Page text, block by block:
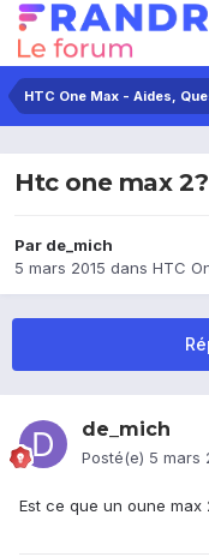
HTC One Max - Aides,
Htc one max 2?
Par de_mich
5 mars 2015 dans HTC
de_mich
Posté(e) 5 mars
Est ce que un oune max